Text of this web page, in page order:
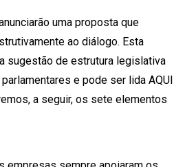
uma proposta que
ao diálogo. Esta
sugestão de estrutura legislativa
e pode ser lida AQUI
a seguir, os sete elementos